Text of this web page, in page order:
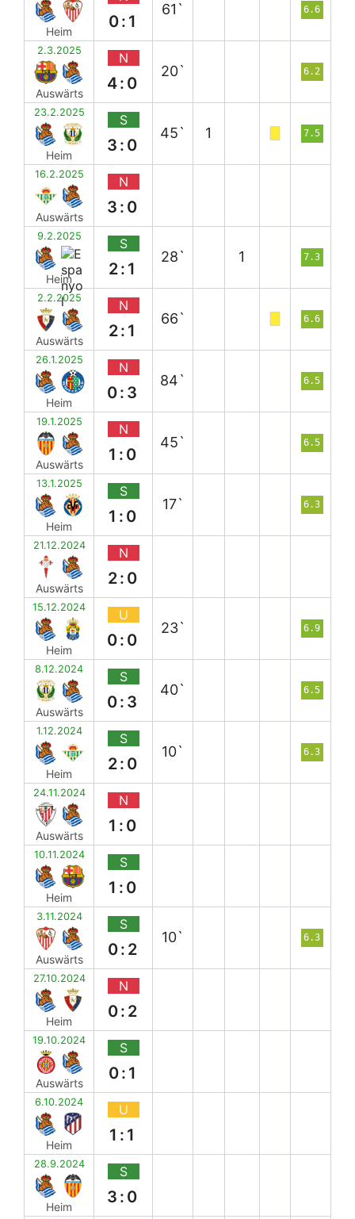
Heim
0:1
61` 6.6
2.3.2025
Auswärts
N
4:0
20` 6.2
23.2.2025
Heim
S
3:0
45` 1 7.5
16.2.2025
Auswärts
N
3:0
9.2.2025
Heim
S
2:1
28` 1 7.3
2.2.2025
Auswärts
N
2:1
66` 6.6
26.1.2025
Heim
N
0:3
84` 6.5
19.1.2025
Auswärts
N
1:0
45` 6.5
13.1.2025
Heim
S
1:0
17` 6.3
21.12.2024
Auswärts
N
2:0
15.12.2024
Heim
U
0:0
23` 6.9
8.12.2024
Auswärts
S
0:3
40` 6.5
1.12.2024
Heim
S
2:0
10` 6.3
24.11.2024
Auswärts
N
1:0
10.11.2024
Heim
S
1:0
3.11.2024
Auswärts
S
0:2
10` 6.3
27.10.2024
Heim
N
0:2
19.10.2024
Auswärts
S
0:1
6.10.2024
Heim
U
1:1
28.9.2024
Heim
S
3:0